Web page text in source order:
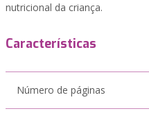
nutricional da criança.
Características
Número de páginas